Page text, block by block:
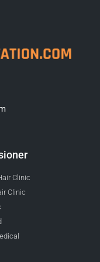
Clinic
Clinic